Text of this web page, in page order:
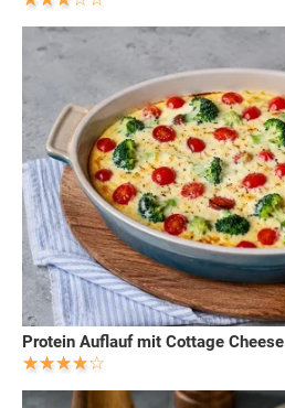
Protein Auflauf mit Cottage Cheese